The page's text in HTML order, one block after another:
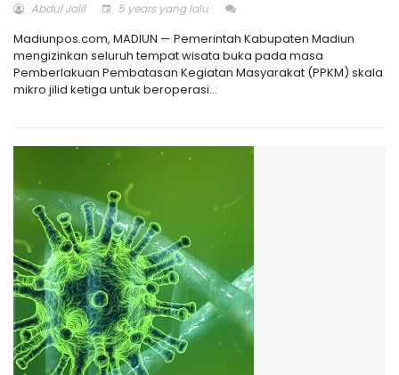
Abdul Jalil 5 years yang lalu
Madiunpos.com, MADIUN — Pemerintah Kabupaten Madiun
mengizinkan seluruh tempat wisata buka pada masa
Pemberlakuan Pembatasan Kegiatan Masyarakat (PPKM) skala
mikro jilid ketiga untuk beroperasi...